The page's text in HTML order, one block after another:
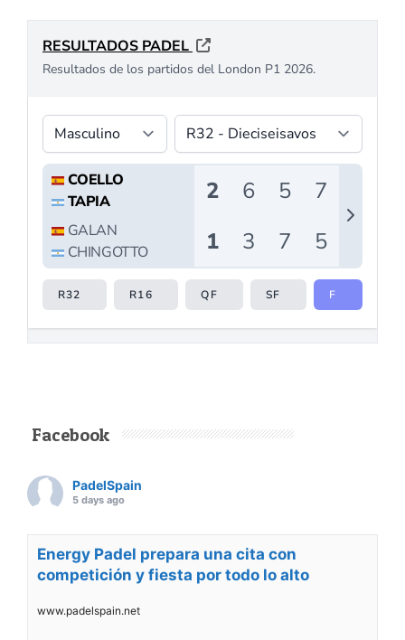
Facebook
PadelSpain
5 days ago
Energy Padel prepara una cita con
competición y fiesta por todo lo alto
www.padelspain.net